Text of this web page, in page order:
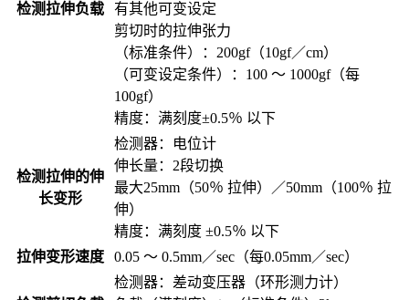
检测拉伸负载
有其他可变设定
剪切时的拉伸张力
（标准条件）：200gf（10gf／cm）
（可变设定条件）：100 ～ 1000gf（每
100gf）
精度：满刻度±0.5％ 以下
检测拉伸的伸
长变形
检测器：电位计
伸长量：2段切换
最大25mm（50％ 拉伸）／50mm（100％ 拉
伸）
精度：满刻度 ±0.5％ 以下
拉伸变形速度
0.05 ～ 0.5mm／sec（每0.05mm／sec）
检测器：差动变压器（环形测力计）